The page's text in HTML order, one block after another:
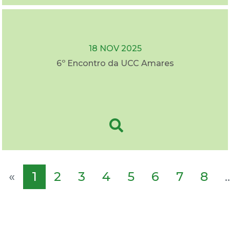
18 NOV 2025
6º Encontro da UCC Amares
« 1 2 3 4 5 6 7 8